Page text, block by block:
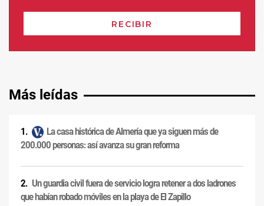
Más leídas
La casa histórica de Almería que ya siguen más de
200.000 personas: así avanza su gran reforma
Un guardia civil fuera de servicio logra retener a dos ladrones
que habían robado móviles en la playa de El Zapillo